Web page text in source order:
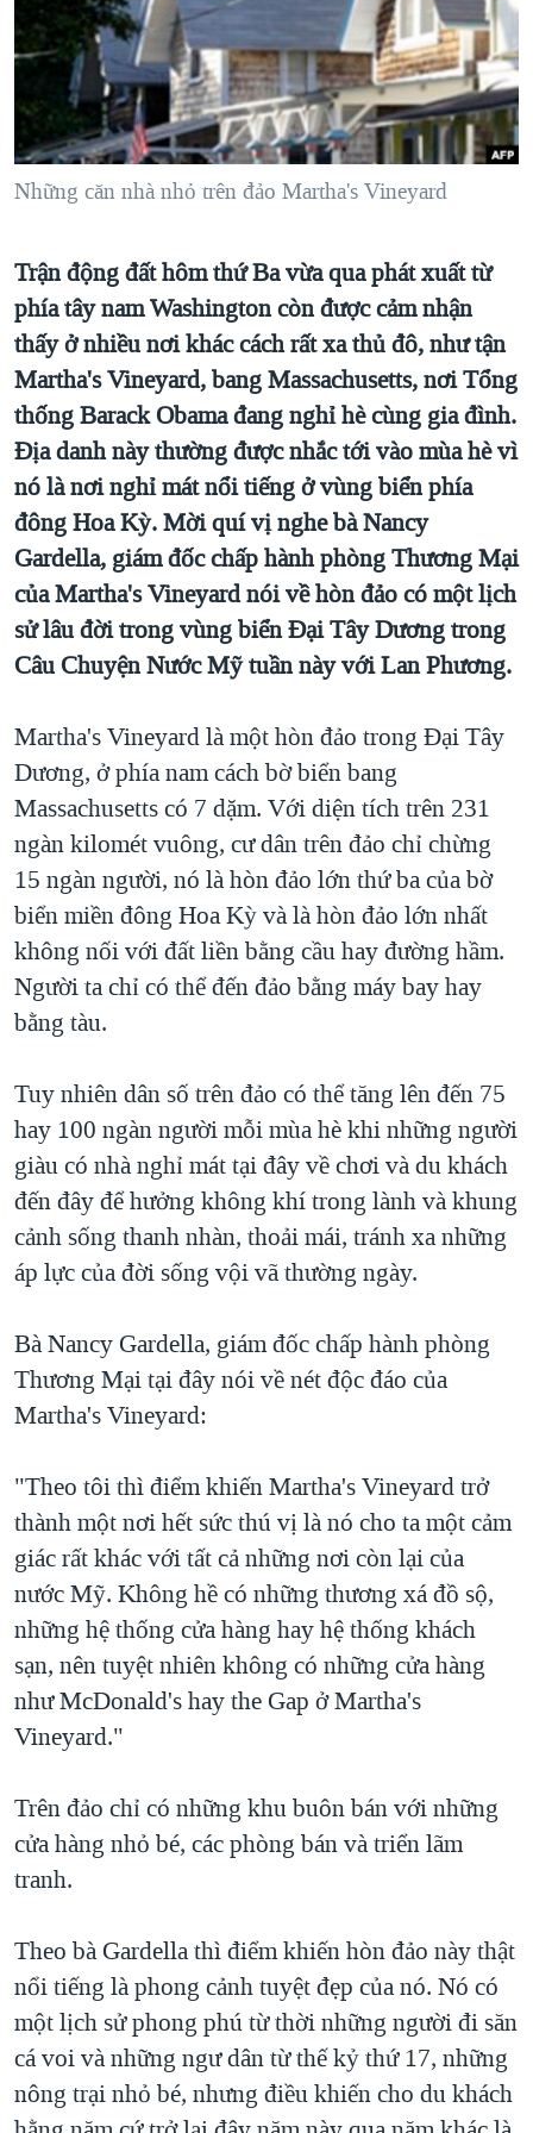
"Tìm"NGƯỜI VIỆT HẢI NGOẠI
ĐỜI SỐNG
KINH TẾ
KHOA HỌC
SỨC KHOẺ
THỂ THAO
GIÁO DỤC
HÀNH TRÌNH BẦU CỬ 2024
MỘT NĂM CHIẾN TRANH TẠI DẢI GAZA
GIẢI MÃ VÀNH ĐAI & CON ĐƯỜNG
GROUND ZERO – XƯA VÀ NAY
CHI PHÍ CHIẾN TRANH AFGHANISTAN
CÁC GIÁ TRỊ CỘNG HÒA Ở VIỆT NAM
THƯỢNG ĐỈNH TRUMP-KIM TẠI VIỆT NAM
TRỊNH VĨNH BÌNH VS. CHÍNH PHỦ VIỆT NAM
NGƯ DÂN VIỆT VÀ LÀN SÓNG TRỘM HẢI SÂM
BÊN KIA QUỐC LỘ: TIẾNG VỌNG TỪ NÔNG THÔN MỸ
QUAN HỆ VIỆT MỸ
VIDEO
NGHE
MẠNG XÃ HỘI
Những căn nhà nhỏ trên đảo Martha's Vineyard
Trận động đất hôm thứ Ba vừa qua phát xuất từ
phía tây nam Washington còn được cảm nhận
thấy ở nhiều nơi khác cách rất xa thủ đô, như tận
Martha's Vineyard, bang Massachusetts, nơi Tổng
thống Barack Obama đang nghỉ hè cùng gia đình.
Địa danh này thường được nhắc tới vào mùa hè vì
nó là nơi nghỉ mát nổi tiếng ở vùng biển phía
đông Hoa Kỳ. Mời quí vị nghe bà Nancy
Gardella, giám đốc chấp hành phòng Thương Mại
của Martha's Vineyard nói về hòn đảo có một lịch
sử lâu đời trong vùng biển Đại Tây Dương trong
Câu Chuyện Nước Mỹ tuần này với Lan Phương.
Martha's Vineyard là một hòn đảo trong Đại Tây
Dương, ở phía nam cách bờ biển bang
Massachusetts có 7 dặm. Với diện tích trên 231
ngàn kilomét vuông, cư dân trên đảo chỉ chừng
15 ngàn người, nó là hòn đảo lớn thứ ba của bờ
biển miền đông Hoa Kỳ và là hòn đảo lớn nhất
không nối với đất liền bằng cầu hay đường hầm.
Người ta chỉ có thể đến đảo bằng máy bay hay
bằng tàu.
Tuy nhiên dân số trên đảo có thể tăng lên đến 75
hay 100 ngàn người mỗi mùa hè khi những người
giàu có nhà nghỉ mát tại đây về chơi và du khách
đến đây để hưởng không khí trong lành và khung
cảnh sống thanh nhàn, thoải mái, tránh xa những
áp lực của đời sống vội vã thường ngày.
Bà Nancy Gardella, giám đốc chấp hành phòng
Thương Mại tại đây nói về nét độc đáo của
Martha's Vineyard:
"Theo tôi thì điểm khiến Martha's Vineyard trở
thành một nơi hết sức thú vị là nó cho ta một cảm
giác rất khác với tất cả những nơi còn lại của
nước Mỹ. Không hề có những thương xá đồ sộ,
những hệ thống cửa hàng hay hệ thống khách
sạn, nên tuyệt nhiên không có những cửa hàng
như McDonald's hay the Gap ở Martha's
Vineyard."
Trên đảo chỉ có những khu buôn bán với những
cửa hàng nhỏ bé, các phòng bán và triển lãm
tranh.
Theo bà Gardella thì điểm khiến hòn đảo này thật
nổi tiếng là phong cảnh tuyệt đẹp của nó. Nó có
một lịch sử phong phú từ thời những người đi săn
cá voi và những ngư dân từ thế kỷ thứ 17, những
nông trại nhỏ bé, nhưng điều khiến cho du khách